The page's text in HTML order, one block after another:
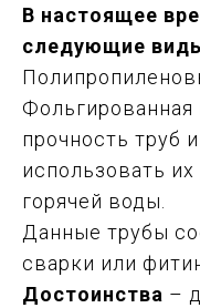
В настоящее
следующие
прочность труб
использовать
горячей воды.
Данные трубы
сварки или
Достоинства –